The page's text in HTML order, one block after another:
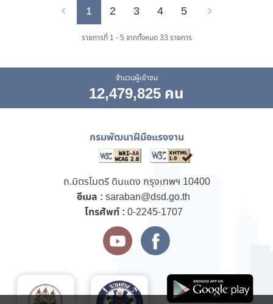
Previous
1 2 3 4 5
รายการที่ 1 - 5 จากทั้งหมด 33 รายการ
จำนวนผู้เข้าชม
12,479,825 คน
กรมพัฒนาฝีมือแรงงาน
ถ.มิตรไมตรี ดินแดง กรุงเทพฯ 10400
อีเมล : saraban@dsd.go.th
โทรศัพท์ : 0-2245-1707